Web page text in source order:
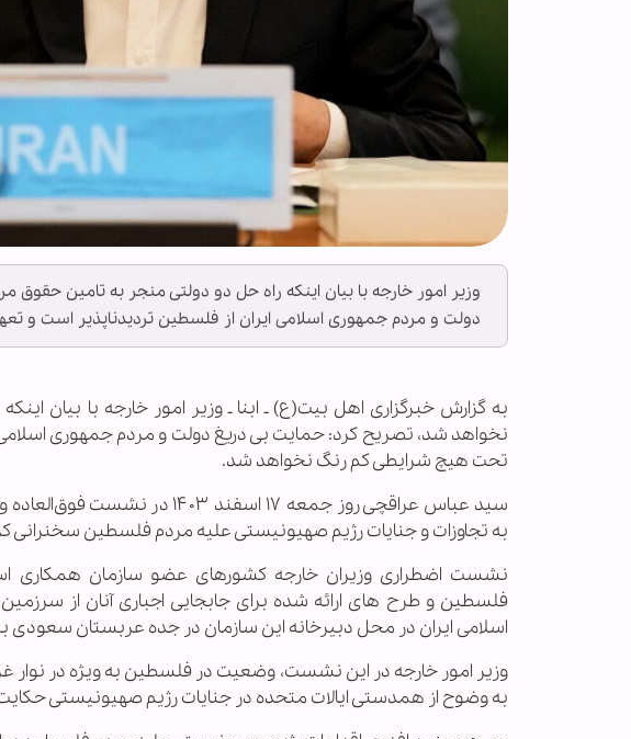
وزیر امور خارجه با بیان اینکه راه حل دو دولتی منجر به تامین
دولت و مردم جمهوری اسلامی ایران از فلسطین تردیدناپذیر است
به گزارش خبرگزاری اهل بیت(ع) ـ ابنا ـ وزیر امور خارجه با بیان
نخواهد شد، تصریح کرد: حمایت بی دریغ دولت و مردم جمهوری
تحت هیچ شرایطی کم رنگ نخواهد شد.
سید عباس عراقچی روز جمعه ۱۷
به تجاوزات و جنایات رژیم صهیونیستی علیه مردم فلسطین سخنرانی
نشست اضطراری وزیران خارجه کشورهای عضو سازمان همکاری
اسلامی ایران در محل دبیرخانه این سازمان در جده عربستان سعودی
وزیر امور خارجه در این نشست، وضعیت در فلسطین به‌ ویژه در نوار
به‌ وضوح از همدستی ایالات متحده در جنایات رژیم صهیونیستی حکایت